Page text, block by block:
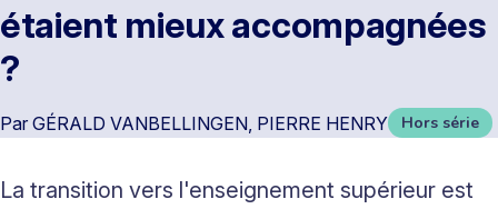
étaient mieux accompagnées
?
Par GÉRALD VANBELLINGEN, PIERRE HENRY Hors série
La transition vers l'enseignement supérieur est